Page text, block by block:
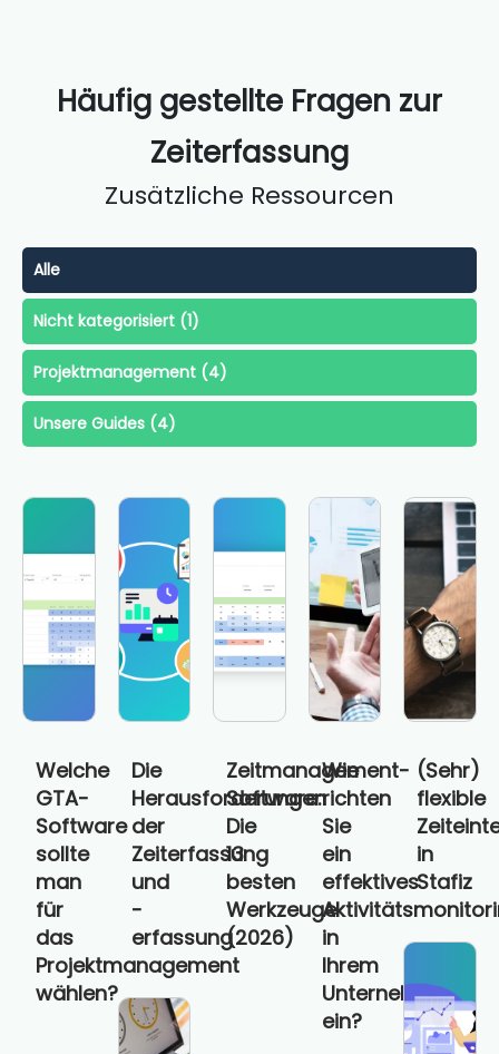
Häufig gestellte Fragen zur
Zeiterfassung
Zusätzliche Ressourcen
Alle
Nicht kategorisiert (1)
Projektmanagement (4)
Unsere Guides (4)
Welche
GTA-
Software
sollte
man
für
das
Projektmanagement
wählen?
Die
Herausforderungen
der
Zeiterfassung
und
-
erfassung
Zeitmanagement-
Software:
Die
13
besten
Werkzeuge
(2026)
Wie
richten
Sie
ein
effektives
in
Ihrem
Unternehmen
ein?
(Sehr)
flexible
in
Stafiz